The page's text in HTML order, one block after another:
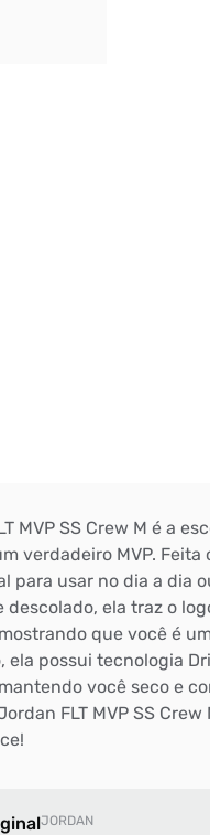
MVP SS Crew M é a
verdadeiro MVP. Feita
para usar no dia a dia
descolado, ela traz o
que você é
ela possui tecnologia
você seco e
FLT MVP SS
JORDAN